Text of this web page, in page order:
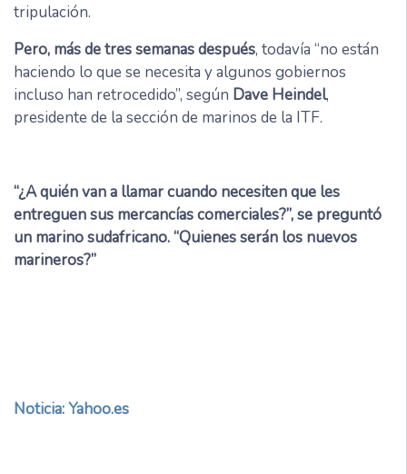
tripulación.
Pero, más de tres semanas después, todavía “no están
haciendo lo que se necesita y algunos gobiernos
incluso han retrocedido”, según Dave Heindel,
presidente de la sección de marinos de la ITF.
“¿A quién van a llamar cuando necesiten que les
entreguen sus mercancías comerciales?”, se preguntó
un marino sudafricano. “Quienes serán los nuevos
marineros?”
Noticia: Yahoo.es